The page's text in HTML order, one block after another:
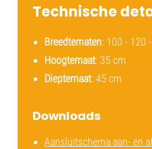
Technische
Breedtematen: 100 - 120
Hoogtemaat: 35 cm
Dieptemaat: 45 cm
Downloads
Aansluitschema aan- en